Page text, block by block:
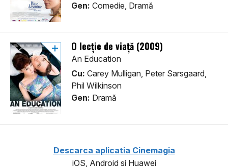
Gen: Comedie, Dramă
O lecție de viață (2009)
An Education
Cu: Carey Mulligan, Peter Sarsgaard,
Phil Wilkinson
Gen: Dramă
Descarca aplicatia Cinemagia
iOS, Android si Huawei